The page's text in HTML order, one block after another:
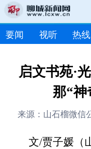
要闻 视听 热线
启文书苑·
那“神
来源：山石榴微
文/贾子媛（山